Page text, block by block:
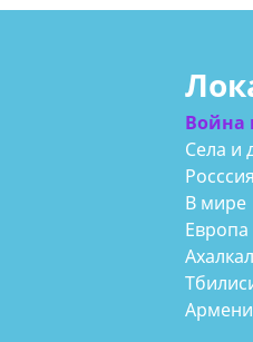
Война
Села и
Росссия
В мире
Европа